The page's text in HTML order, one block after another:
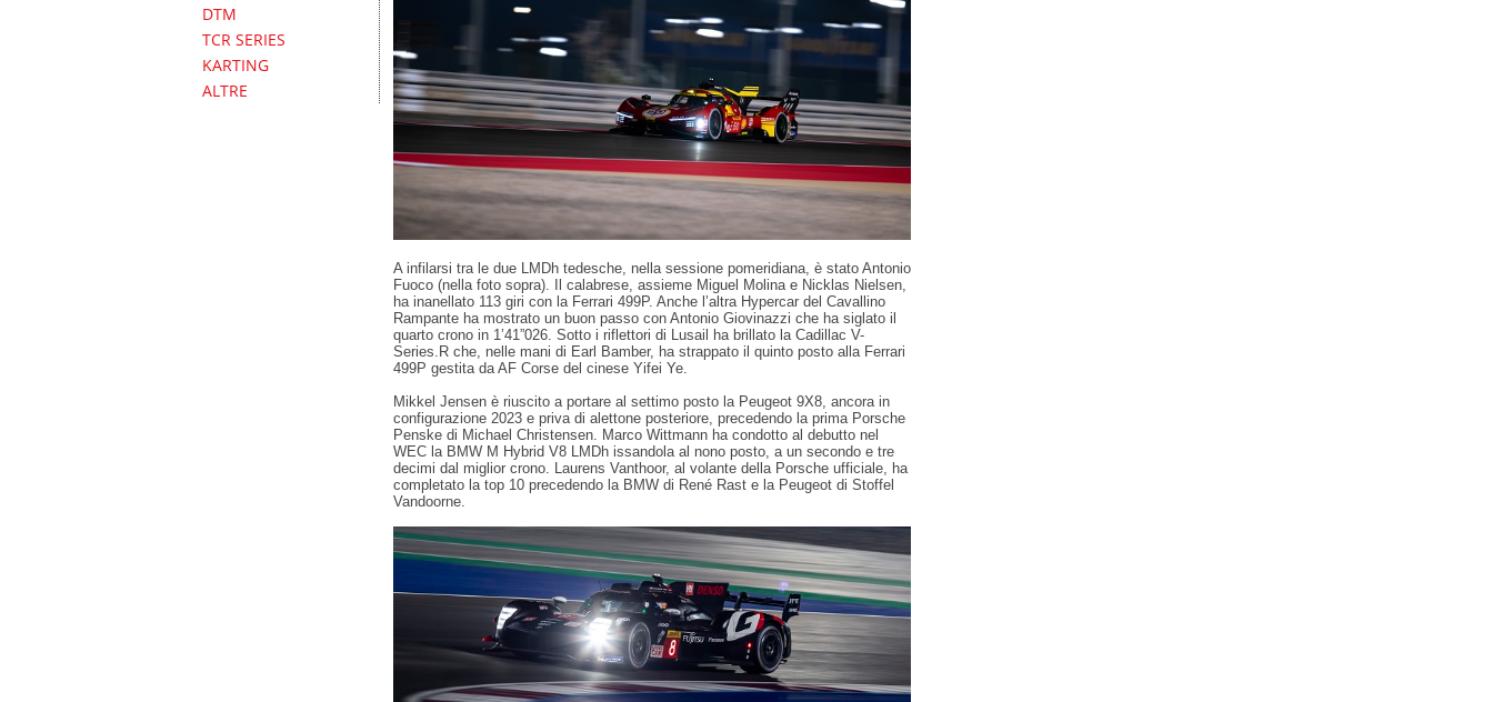
DTM
TCR SERIES
KARTING
ALTRE
A infilarsi tra le due LMDh tedesche, nella sessione pomeridiana, è stato Antonio
Fuoco (nella foto sopra). Il calabrese, assieme Miguel Molina e Nicklas Nielsen,
ha inanellato 113 giri con la Ferrari 499P. Anche l’altra Hypercar del Cavallino
Rampante ha mostrato un buon passo con Antonio Giovinazzi che ha siglato il
quarto crono in 1’41”026. Sotto i riflettori di Lusail ha brillato la Cadillac V-
Series.R che, nelle mani di Earl Bamber, ha strappato il quinto posto alla Ferrari
499P gestita da AF Corse del cinese Yifei Ye.
Mikkel Jensen è riuscito a portare al settimo posto la Peugeot 9X8, ancora in
configurazione 2023 e priva di alettone posteriore, precedendo la prima Porsche
Penske di Michael Christensen. Marco Wittmann ha condotto al debutto nel
WEC la BMW M Hybrid V8 LMDh issandola al nono posto, a un secondo e tre
decimi dal miglior crono. Laurens Vanthoor, al volante della Porsche ufficiale, ha
completato la top 10 precedendo la BMW di René Rast e la Peugeot di Stoffel
Vandoorne.